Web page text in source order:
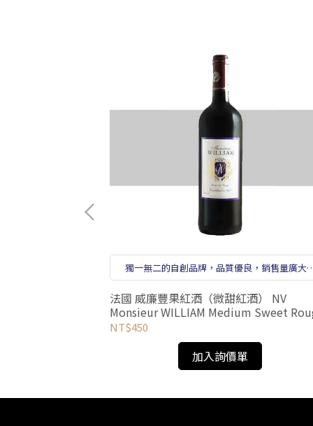
獨一無二的自創品牌，品質優良，銷售量廣大
受到廣大消費者青睞。
法國 威廉豐果紅酒（微甜紅酒） NV
Monsieur WILLIAM Medium Sweet
NV
NT$450
加入詢價單